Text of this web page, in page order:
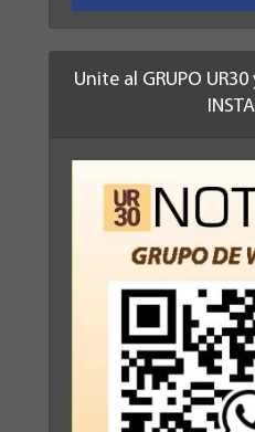
Unite al GRUPO